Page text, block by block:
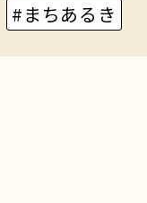
#まちあるき